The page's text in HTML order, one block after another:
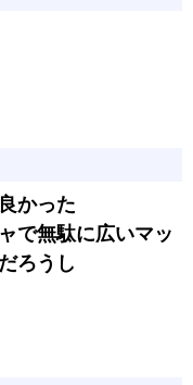
かった
で無駄に広いマッ
ろうし